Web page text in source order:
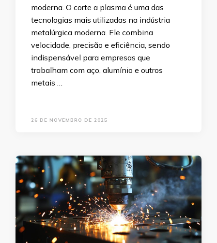
moderna. O corte a plasma é uma das
tecnologias mais utilizadas na indústria
metalúrgica moderna. Ele combina
velocidade, precisão e eficiência, sendo
indispensável para empresas que
trabalham com aço, alumínio e outros
metais …
26 DE NOVEMBRO DE 2025